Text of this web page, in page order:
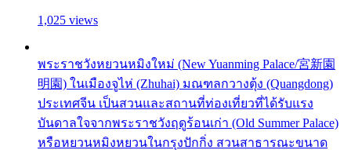
1,025 views
พระราชวังหยวนหมิงใหม่ (New Yuanming Palace/宮新園
明園) ในเมืองจูไห่ (Zhuhai) มณฑลกวางตุ้ง (Quangdong)
ประเทศจีน เป็นสวนและสถานที่ท่องเที่ยวที่ได้รับแรง
บันดาลใจจากพระราชวังฤดูร้อนเก่า (Old Summer Palace)
หรือหยวนหมิงหยวนในกรุงปักกิ่ง สวนสาธารณะขนาด